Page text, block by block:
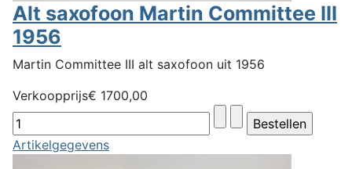
Alt saxofoon Martin Committee III
1956
Martin Committee III alt saxofoon uit 1956
Verkoopprijs€ 1700,00
Artikelgegevens